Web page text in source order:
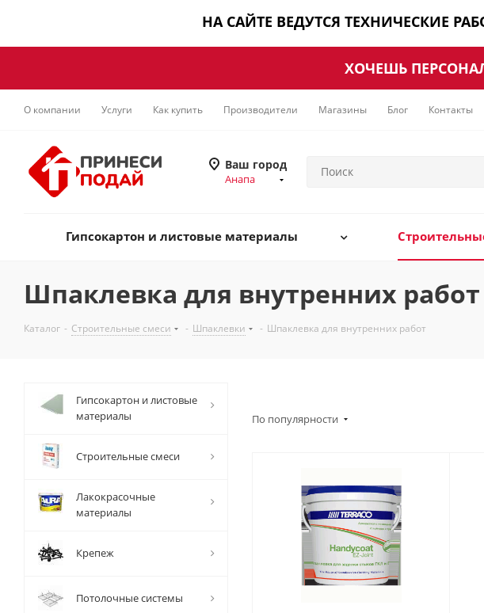
НА САЙТЕ ВЕДУТСЯ ТЕХНИЧЕСКИЕ
ХОЧЕШЬ
О компании Услуги Как купить Производители Магазины Блог Контакты
Ваш город
Анапа
Гипсокартон и листовые материалы
Шпаклевка для внутренних работ
Каталог - Строительные смеси - Шпаклевки - Шпаклевка для внутренних работ
По популярности
Гипсокартон и листовые
материалы
Строительные смеси
Лакокрасочные
материалы
Крепеж
Потолочные системы